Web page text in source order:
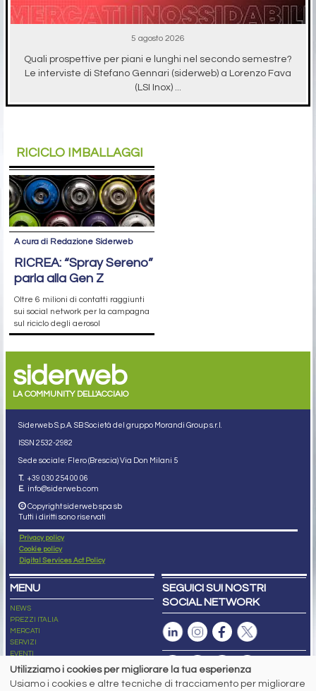
5 agosto 2026
Quali prospettive per piani e lunghi nel secondo semestre?
Le interviste di Stefano Gennari (siderweb) a Lorenzo Fava
(LSI Inox) ...
RICICLO IMBALLAGGI
A cura di Redazione Siderweb
RICREA: “Spray Sereno”
parla alla Gen Z
Oltre 6 milioni di contatti raggiunti
sui social network per la campagna
sul riciclo degli aerosol
siderweb
LA COMMUNITY DELL'ACCIAIO
Siderweb S.p.A. SB Società del gruppo Morandi Group s.r.l.
ISSN 2532-2982
Sede sociale: Flero (Brescia) Via Don Milani 5
T. +39 030 254 00 06
E. info@siderweb.com
Copyright siderweb spa sb
Tutti i diritti sono riservati
Privacy policy
Cookie policy
Digital Services Act Policy
MENU
NEWS
PREZZI ITALIA
MERCATI
SERVIZI
EVENTI
ABBONAMENTI
NEWSLETTER
SEGUICI SUI NOSTRI
SOCIAL NETWORK
Utilizziamo i cookies per migliorare la tua esperienza
Usiamo i cookies e altre tecniche di tracciamento per migliorare